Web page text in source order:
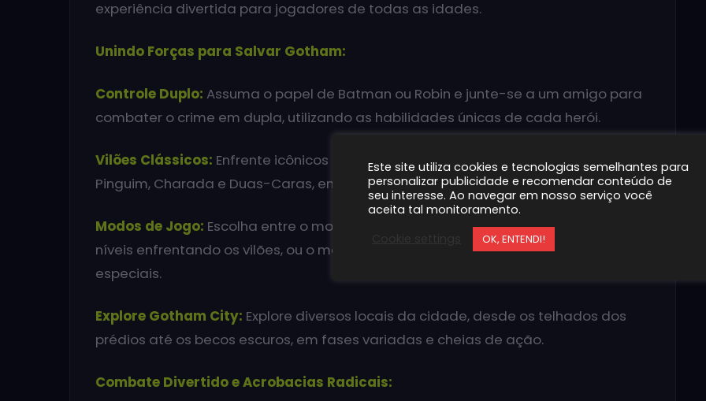
experiência divertida para jogadores de todas as idades.
Unindo Forças para Salvar Gotham:
Controle Duplo: Assuma o papel de Batman ou Robin e junte-se a um amigo para
combater o crime em dupla, utilizando as habilidades únicas de cada herói.
Vilões Clássicos: Enfrente icônicos inimigos do universo Batman, como Coringa,
Pinguim, Charada e Duas-Caras, em batalhas emocionantes e cheias de humor.
Modos de Jogo: Escolha entre o modo história, onde você deve progredir pelos
níveis enfrentando os vilões, ou o modo desafio, com fases bônus e desafios
especiais.
Explore Gotham City: Explore diversos locais da cidade, desde os telhados dos
prédios até os becos escuros, em fases variadas e cheias de ação.
Combate Divertido e Acrobacias Radicais:
Este site utiliza cookies e tecnologias semelhantes para
personalizar publicidade e recomendar conteúdo de
seu interesse. Ao navegar em nosso serviço você
aceita tal monitoramento.
OK, ENTENDI!